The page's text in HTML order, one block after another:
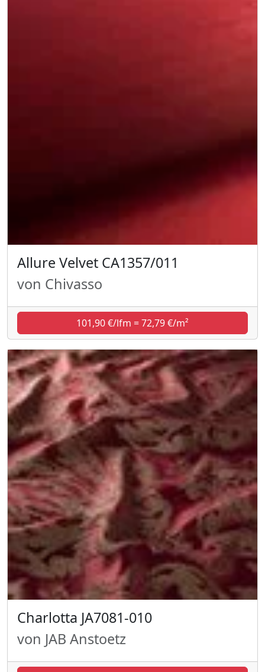
Allure Velvet CA1357/011
von Chivasso
101,90 €/lfm = 72,79 €/m²
Charlotta JA7081-010
von JAB Anstoetz